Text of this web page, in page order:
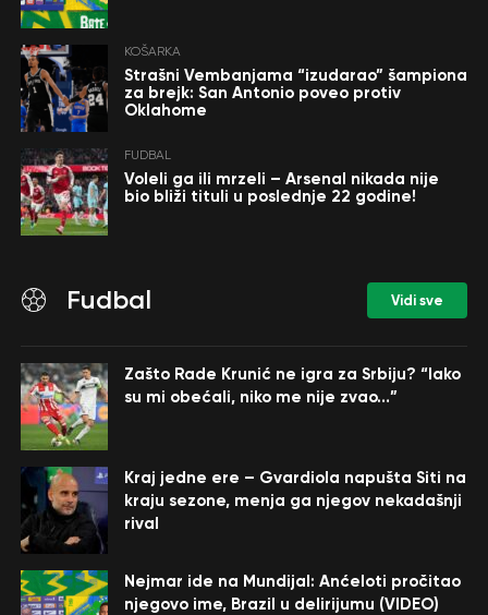
KOŠARKA
Strašni Vembanjama “izudarao” šampiona
za brejk: San Antonio poveo protiv
Oklahome
FUDBAL
Voleli ga ili mrzeli – Arsenal nikada nije
bio bliži tituli u poslednje 22 godine!
Fudbal Vidi sve
Zašto Rade Krunić ne igra za Srbiju? “Iako
su mi obećali, niko me nije zvao…”
Kraj jedne ere – Gvardiola napušta Siti na
kraju sezone, menja ga njegov nekadašnji
rival
Nejmar ide na Mundijal: Anćeloti pročitao
njegovo ime, Brazil u delirijumu (VIDEO)